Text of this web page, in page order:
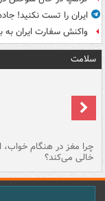
ایران را تست نکنید!
واکنش سفارت ایران به
سلامت
چرا مغز در هنگام خواب،
خالی می‌کند؟